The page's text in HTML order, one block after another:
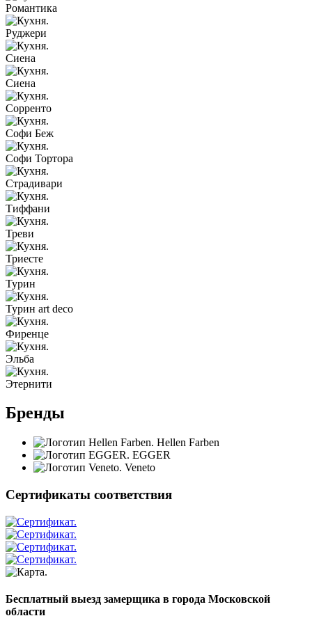
Романтика
Руджери
Сиена
Сиена
Сорренто
Софи Беж
Софи Тортора
Страдивари
Тиффани
Треви
Триесте
Турин
Турин art deco
Фиренце
Эльба
Этернити
Бренды
Hellen Farben
EGGER
Veneto
Сертификаты соответствия
Бесплатный выезд замерщика в города Московской
области